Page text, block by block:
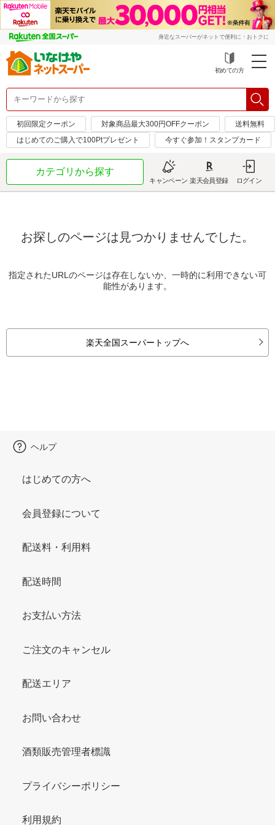
身近なスーパーがネットで便利に・おトクに
初めての方
初回限定クーポン 対象商品最大300円OFFクーポン
送料無料
はじめてのご購入で100Ptプレゼント
今すぐ参加！スタンプカード
カテゴリから探す
キャンペーン 楽天会員登録 ログイン
お探しのページは見つかりませんでした。
指定されたURLのページは存在しないか、一時的に利用できない可
能性があります。
楽天全国スーパートップへ
ヘルプ
はじめての方へ
会員登録について
配送料・利用料
配送時間
お支払い方法
ご注文のキャンセル
配送エリア
お問い合わせ
酒類販売管理者標識
プライバシーポリシー
利用規約